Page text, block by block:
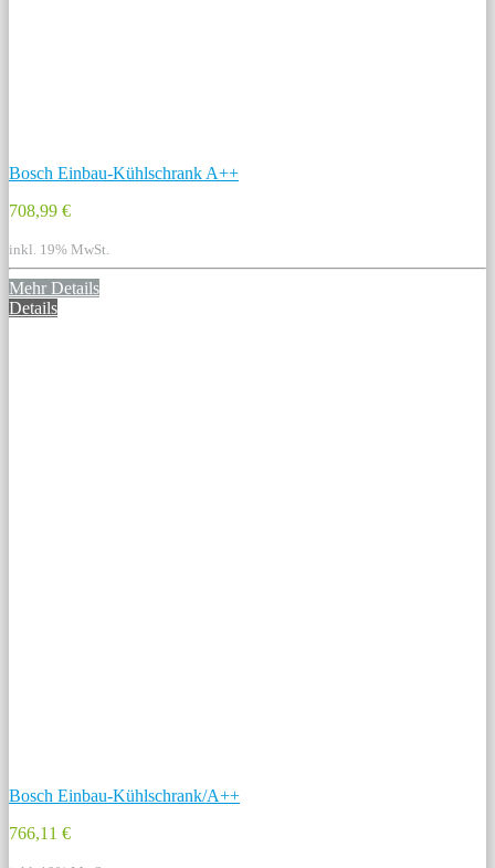
Bosch Einbau-Kühlschrank A++
708,99 €
inkl. 19% MwSt.
Mehr Details
Details
Bosch Einbau-Kühlschrank/A++
766,11 €